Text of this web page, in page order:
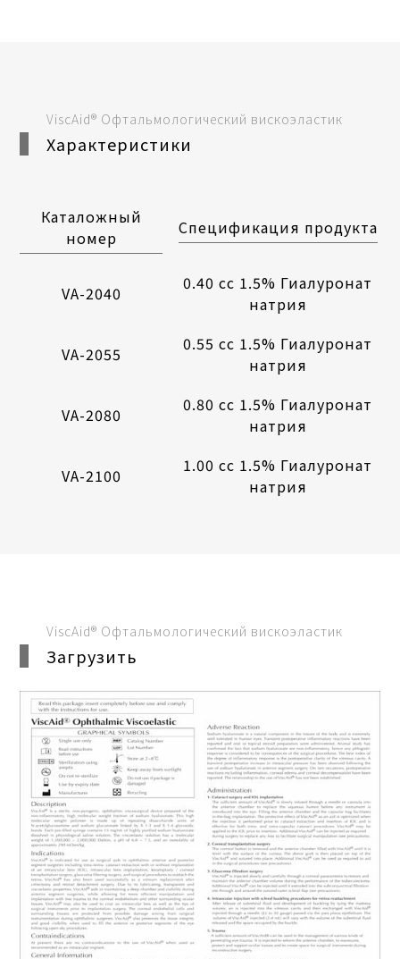
ViscAid® Офтальмологический вискоэластик
Характеристики
Каталожный
номер
Спецификация продукта
VA-2040
0.40 cc 1.5% Гиалуронат
натрия
VA-2055
0.55 cc 1.5% Гиалуронат
натрия
VA-2080
0.80 cc 1.5% Гиалуронат
натрия
VA-2100
1.00 cc 1.5% Гиалуронат
натрия
ViscAid® Офтальмологический вискоэластик
Загрузить